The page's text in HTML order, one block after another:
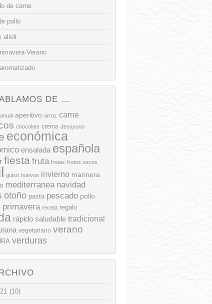
de carne
pollo
alioli
Verano
DE …
anual aperitivo arroz carne
chocolate crema desayuno
económica
ensalada española
fiesta fruta frutas frutos secos
guiso huevos invierno marinera
mediterranea navidad
otoño pasta pescado pollo
primavera receta regalo
rápido saludable tradicional
vegetariano verano
verduras
(10)